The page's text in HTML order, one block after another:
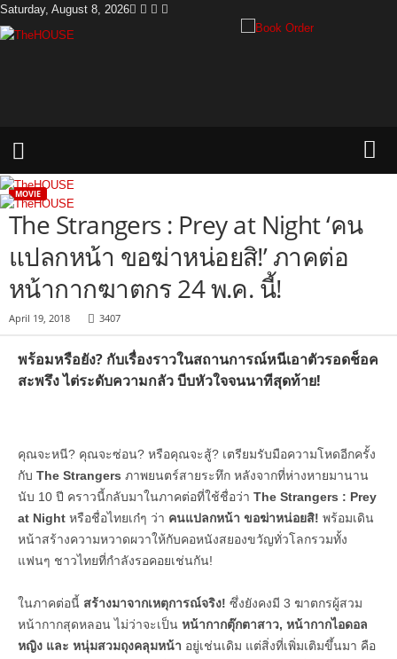
Saturday, August 8, 2026
e
MOVIE
The Strangers : Prey at Night ‘คน
แปลกหน้า ขอฆ่าหน่อยสิ!’ ภาคต่อ
หน้ากากฆาตกร 24 พ.ค. นี้!
April 19, 2018 3407
พร้อมหรือยัง? กับเรื่องราวในสถานการณ์หนีเอาตัวรอดช็อค
สะพรึง ไต่ระดับความกลัว บีบหัวใจจนนาทีสุดท้าย!
คุณจะหนี? คุณจะซ่อน? หรือคุณจะสู้? เตรียมรับมือความโหดอีกครั้ง
กับ The Strangers ภาพยนตร์สายระทึก หลังจากที่ห่างหายมานาน
นับ 10 ปี คราวนี้กลับมาในภาคต่อที่ใช้ชื่อว่า The Strangers : Prey
at Night หรือชื่อไทยเก๋ๆ ว่า คนแปลกหน้า ขอฆ่าหน่อยสิ! พร้อมเดิน
หน้าสร้างความหวาดผวาให้กับคอหนังสยองขวัญทั่วโลกรวมทั้ง
แฟนๆ ชาวไทยที่กำลังรอคอยเช่นกัน!
ในภาคต่อนี้ สร้างมาจากเหตุการณ์จริง! ซึ่งยังคงมี 3 ฆาตกรผู้สวม
หน้ากากสุดหลอน ไม่ว่าจะเป็น หน้ากากตุ๊กตาสาว, หน้ากากไอดอล
หญิง และ หนุ่มสวมถุงคลุมหน้า อยู่เช่นเดิม แต่สิ่งที่เพิ่มเติมขึ้นมา คือ